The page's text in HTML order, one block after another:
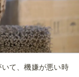
て、機嫌が悪い時